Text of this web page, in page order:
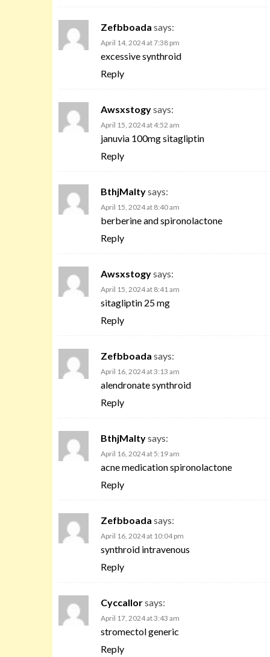
Zefbboada says:
April 14, 2024 at 7:38 pm
excessive synthroid
Reply
Awsxstogysays:
April 15, 2024 at 4:52 am
januvia 100mg sitagliptin
Reply
BthjMaltysays:
April 15, 2024 at 8:40 am
berberine and spironolactone
Reply
Awsxstogysays:
April 15, 2024 at 8:41 am
sitagliptin 25 mg
Reply
Zefbboada says:
April 16, 2024 at 3:13 am
alendronate synthroid
Reply
BthjMaltysays:
April 16, 2024 at 5:19 am
acne medication spironolactone
Reply
Zefbboada says:
April 16, 2024 at 10:04 pm
synthroid intravenous
Reply
Cyccallorsays:
April 17, 2024 at 3:43 am
stromectol generic
Reply